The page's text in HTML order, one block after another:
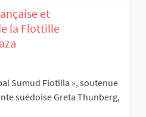
et
la Flottille
Sumud Flotilla », soutenue
suédoise Greta Thunberg,